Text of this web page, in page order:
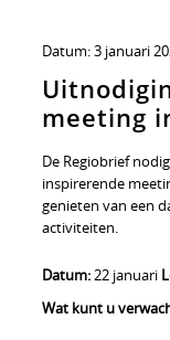
Datum:3 januari
meeting
De Regiobrief
inspirerende
genieten van een
activiteiten.
Datum:22 januari
Wat kunt u